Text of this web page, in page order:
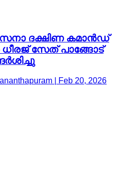
ദക്ഷിണ കമാൻഡ്
സേത് പാങ്ങോട്
| Feb 20, 2026